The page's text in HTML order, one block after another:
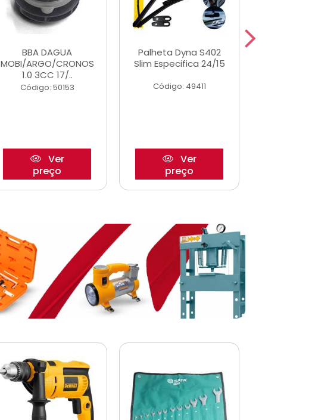
BBA DAGUA
MOBI/ARGO/CRONOS
1.0 3CC 17/..
Código: 50153
Ver
preço
Palheta Dyna S402
Slim Especifica 24/15
Código: 49411
Ver
preço